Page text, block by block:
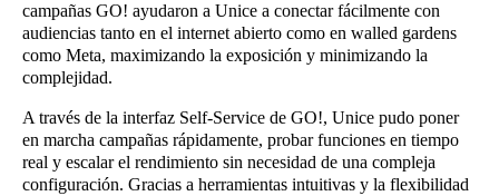
campañas GO! ayudaron a Unice a conectar fácilmente con
audiencias tanto en el internet abierto como en walled gardens
como Meta, maximizando la exposición y minimizando la
complejidad.
A través de la interfaz Self-Service de GO!, Unice pudo poner
en marcha campañas rápidamente, probar funciones en tiempo
real y escalar el rendimiento sin necesidad de una compleja
configuración. Gracias a herramientas intuitivas y la flexibilidad